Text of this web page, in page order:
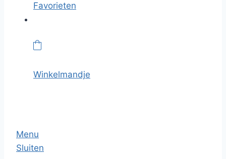
Favorieten
Winkelmandje
Menu
Sluiten